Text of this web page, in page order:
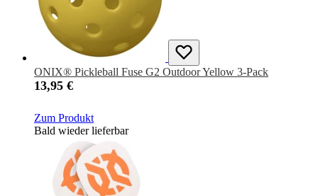
ONIX® Pickleball Fuse G2 Outdoor Yellow 3-Pack
13,95 €
Zum Produkt
Bald wieder lieferbar